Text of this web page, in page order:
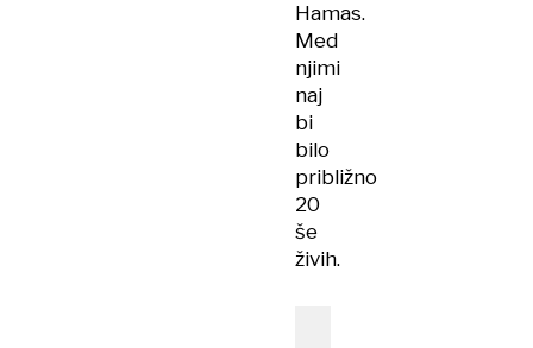
Hamas.
Med
njimi
naj
bi
bilo
približno
20
še
živih.